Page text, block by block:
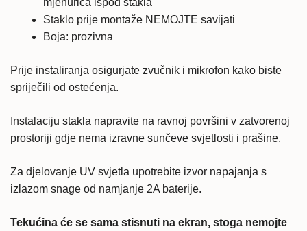
Staklo prije montaže NEMOJTE savijati
Boja: prozivna
Prije instaliranja osigurjate zvučnik i mikrofon kako biste
spriječili od ostećenja.
Instalaciju stakla napravite na ravnoj površini v zatvorenoj
prostoriji gdje nema izravne sunčeve svjetlosti i prašine.
Za djelovanje UV svjetla upotrebite izvor napajanja s
izlazom snage od namjanje 2A baterije.
Tekućina će se sama stisnuti na ekran, stoga nemojte